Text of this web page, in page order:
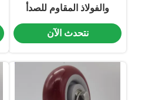
والفولاذ المقاوم للصدأ
مقاومة للتآكل مقاس 4
بوصة، عجلات متوسطة
وعربات المختبرات
نتحدث الآن